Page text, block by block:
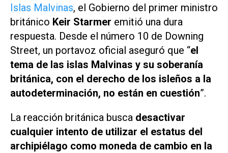
Islas Malvinas, el Gobierno del primer ministro
británico Keir Starmer emitió una dura
respuesta. Desde el número 10 de Downing
Street, un portavoz oficial aseguró que “el
tema de las islas Malvinas y su soberanía
británica, con el derecho de los isleños a la
autodeterminación, no están en cuestión”.
La reacción británica busca desactivar
cualquier intento de utilizar el estatus del
archipiélago como moneda de cambio en la